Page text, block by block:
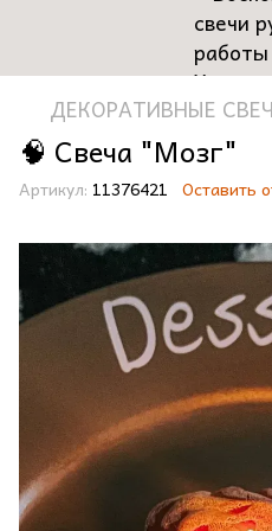
ДЕКОРАТИВНЫЕ
🧠 Свеча "Мозг"
Артикул: 11376421 Оставить